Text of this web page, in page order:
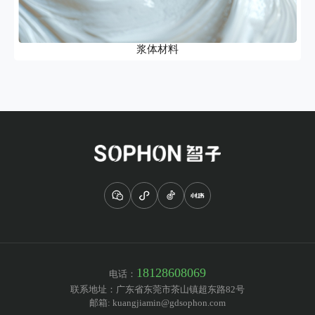
浆体材料
电话： 18128608069
联系地址： 广东省东莞市茶山镇超东路82号
邮箱: kuangjiamin@gdsophon.com